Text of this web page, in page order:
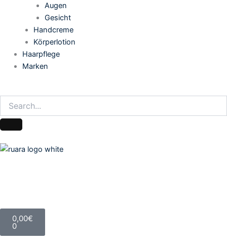
Augen
Gesicht
Handcreme
Körperlotion
Haarpflege
Marken
0,00€
0
Warenkorb